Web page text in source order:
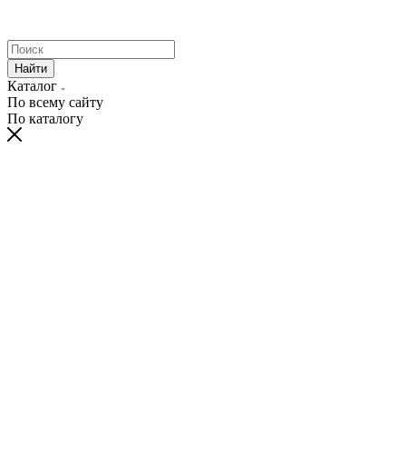
Найти
Каталог
По всему сайту
По каталогу